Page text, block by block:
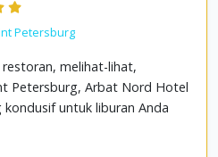
Petersburg
melihat-lihat,
Petersburg, Arbat Nord Hotel
untuk liburan Anda